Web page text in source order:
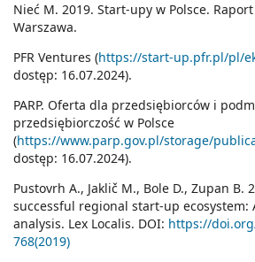
Nieć M. 2019. Start-upy w Polsce. Raport
Warszawa.
PFR Ventures (https://start-up.pfr.pl/pl/
dostęp: 16.07.2024).
PARP. Oferta dla przedsiębiorców i
przedsiębiorczość w Polsce
(https://www.parp.gov.pl/storage/publications/pdf/
dostęp: 16.07.2024).
Pustovrh A., Jaklič M., Bole D., Zupan B.
successful regional start-up ecosystem:
analysis. Lex Localis. DOI: https://
768(2019)